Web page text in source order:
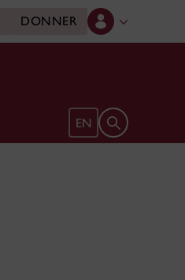
DONNER
EN Ouvrir le